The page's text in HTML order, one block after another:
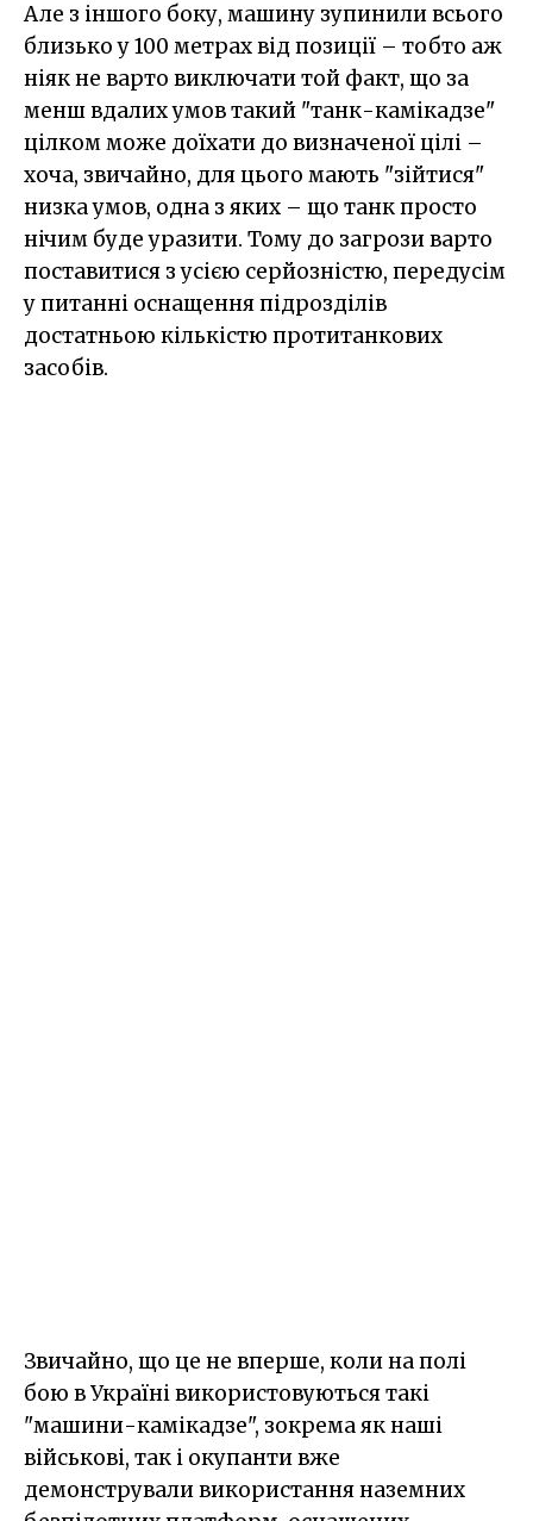
Але з іншого боку, машину зупинили всього
близько у 100 метрах від позиції – тобто аж
ніяк не варто виключати той факт, що за
менш вдалих умов такий "танк-камікадзе"
цілком може доїхати до визначеної цілі –
хоча, звичайно, для цього мають "зійтися"
низка умов, одна з яких – що танк просто
нічим буде уразити. Тому до загрози варто
поставитися з усією серйозністю, передусім
у питанні оснащення підрозділів
достатньою кількістю протитанкових
засобів.
Звичайно, що це не вперше, коли на полі
бою в Україні використовуються такі
"машини-камікадзе", зокрема як наші
військові, так і окупанти вже
демонстрували використання наземних